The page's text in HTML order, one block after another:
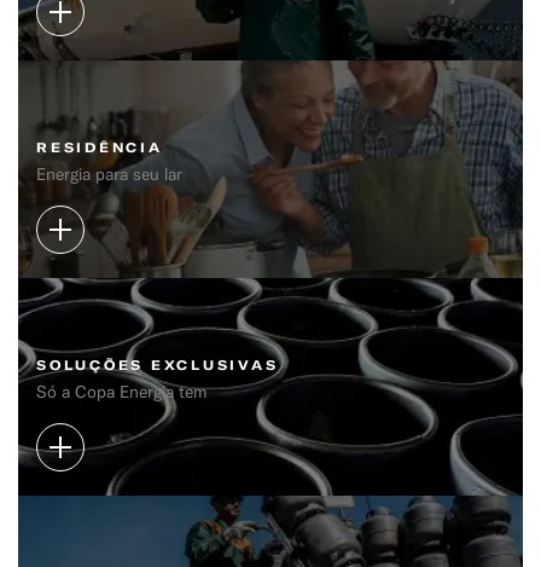
RESIDÊNCIA
Energia para seu lar
SOLUÇÕES EXCLUSIVAS
Só a Copa Energia tem